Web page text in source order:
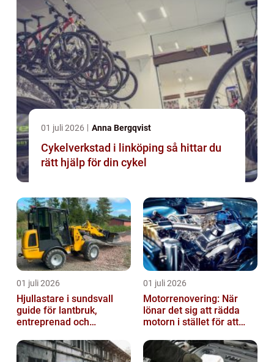
01 juli 2026 Anna Bergqvist
Cykelverkstad i linköping så hittar du
rätt hjälp för din cykel
01 juli 2026
Hjullastare i sundsvall
guide för lantbruk,
entreprenad och
01 juli 2026
Motorrenovering: När
lönar det sig att rädda
motorn i stället för att